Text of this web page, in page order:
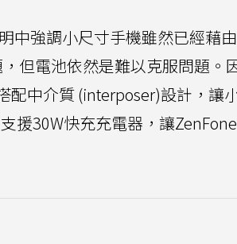
中強調小尺寸手機雖然已經藉
但電池依然是難以克服問題。
配中介質 (interposer)設計，讓
援30W快充充電器，讓